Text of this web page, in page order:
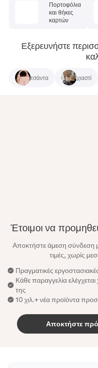
Πορτοφόλια
και θήκες
καρτών
Εξερευνήστε
τσάντα χιαστί
Έτοιμοι να
Αποκτήστε άμεση σύνδεση
τιμές, χωρίς
Πραγματικές
Κάθε παραγγελία
της
10 χιλ.+ νέα προϊόντα
Αποκτήστε